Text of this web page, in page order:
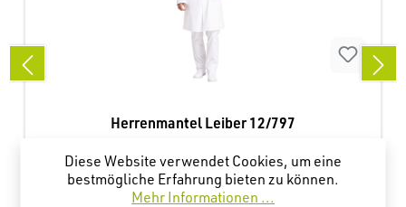
Herrenmantel Leiber 12/797
Farbe: weiß | Größe:M
Diese Website verwendet Cookies, um eine
bestmögliche Erfahrung bieten zu können.
Mehr Informationen ...